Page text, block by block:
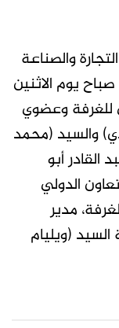
والصناعة
يوم الاثنين
الإداري للغرفة وعضوي
والسيد (محمد
أبو
الدولي
مدير
(ويليام